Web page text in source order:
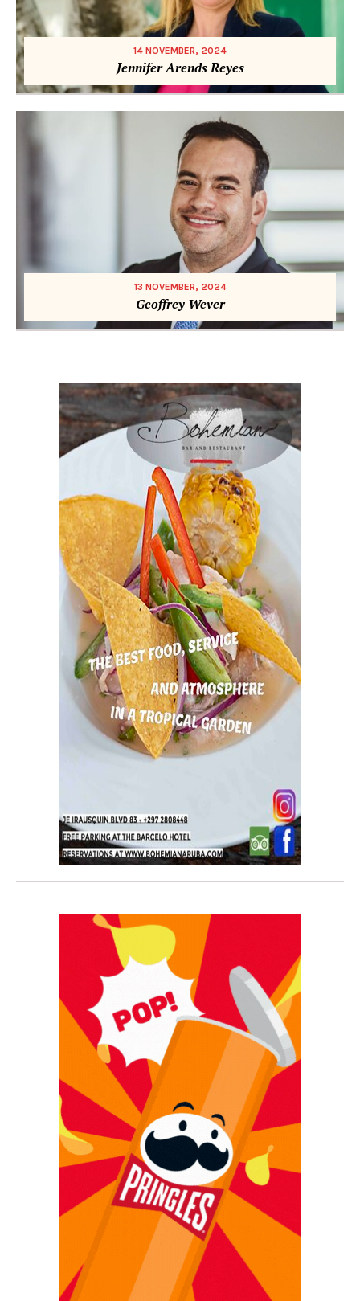
14 NOVEMBER, 2024
Jennifer Arends Reyes
13 NOVEMBER, 2024
Geoffrey Wever